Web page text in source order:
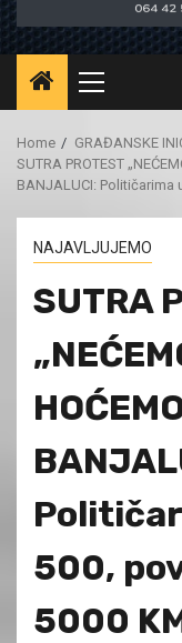
Primary
Menu
Home GRAĐANSKE
SUTRA PROTEST
BANJALUCI: Političarima
NAJAVLJUJEMO
SUTRA
500,
5000